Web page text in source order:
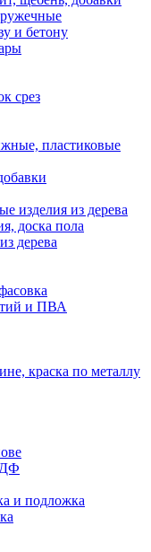
и бетону
срез
пластиковые
изделия из дерева
доска пола
дерева
и ПВА
краска по металлу
и подложка